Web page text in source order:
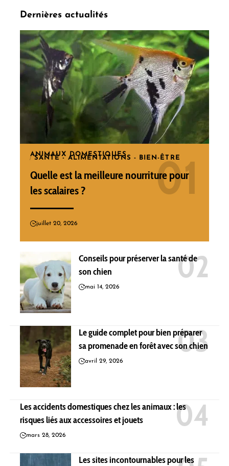
Dernières actualités
ANIMAUX DOMESTIQUES
SANTÉ - ALIMENTATIONS - BIEN-ÊTRE
Quelle est la meilleure nourriture pour
les scalaires ?
juillet 20, 2026
Conseils pour préserver la santé de
son chien
mai 14, 2026
Le guide complet pour bien préparer
sa promenade en forêt avec son chien
avril 29, 2026
Les accidents domestiques chez les animaux : les
risques liés aux accessoires et jouets
mars 28, 2026
Les sites incontournables pour les